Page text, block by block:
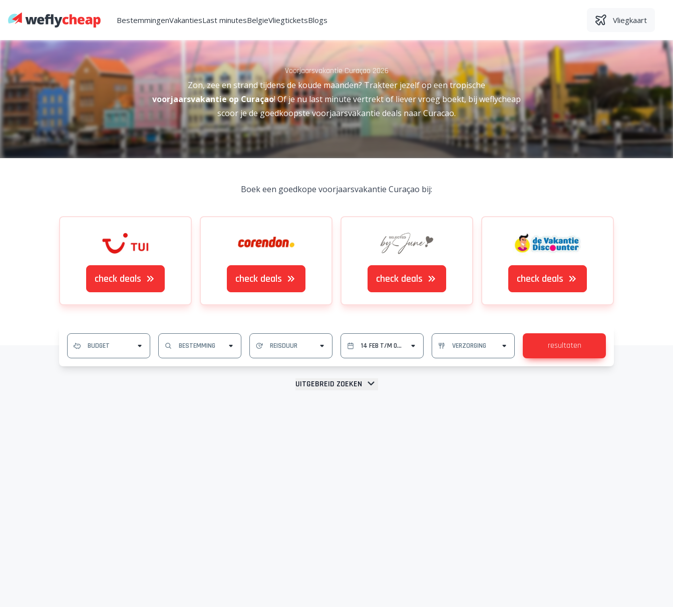
BestemmingenVakantiesLast minutesBelgieVliegticketsBlogs Vliegkaart
Voorjaarsvakantie Curaçao 2026
Zon, zee en strand tijdens de koude maanden? Trakteer jezelf op een tropische
voorjaarsvakantie opCuraçao! Of je nu last minute vertrekt of liever vroeg boekt, bij weflycheap
scoor je de goedkoopste voorjaarsvakantie deals naar Curacao.
Boek een goedkope voorjaarsvakantie Curaçao bij:
check deals check deals check deals check deals
resultaten
UITGEBREID ZOEKEN